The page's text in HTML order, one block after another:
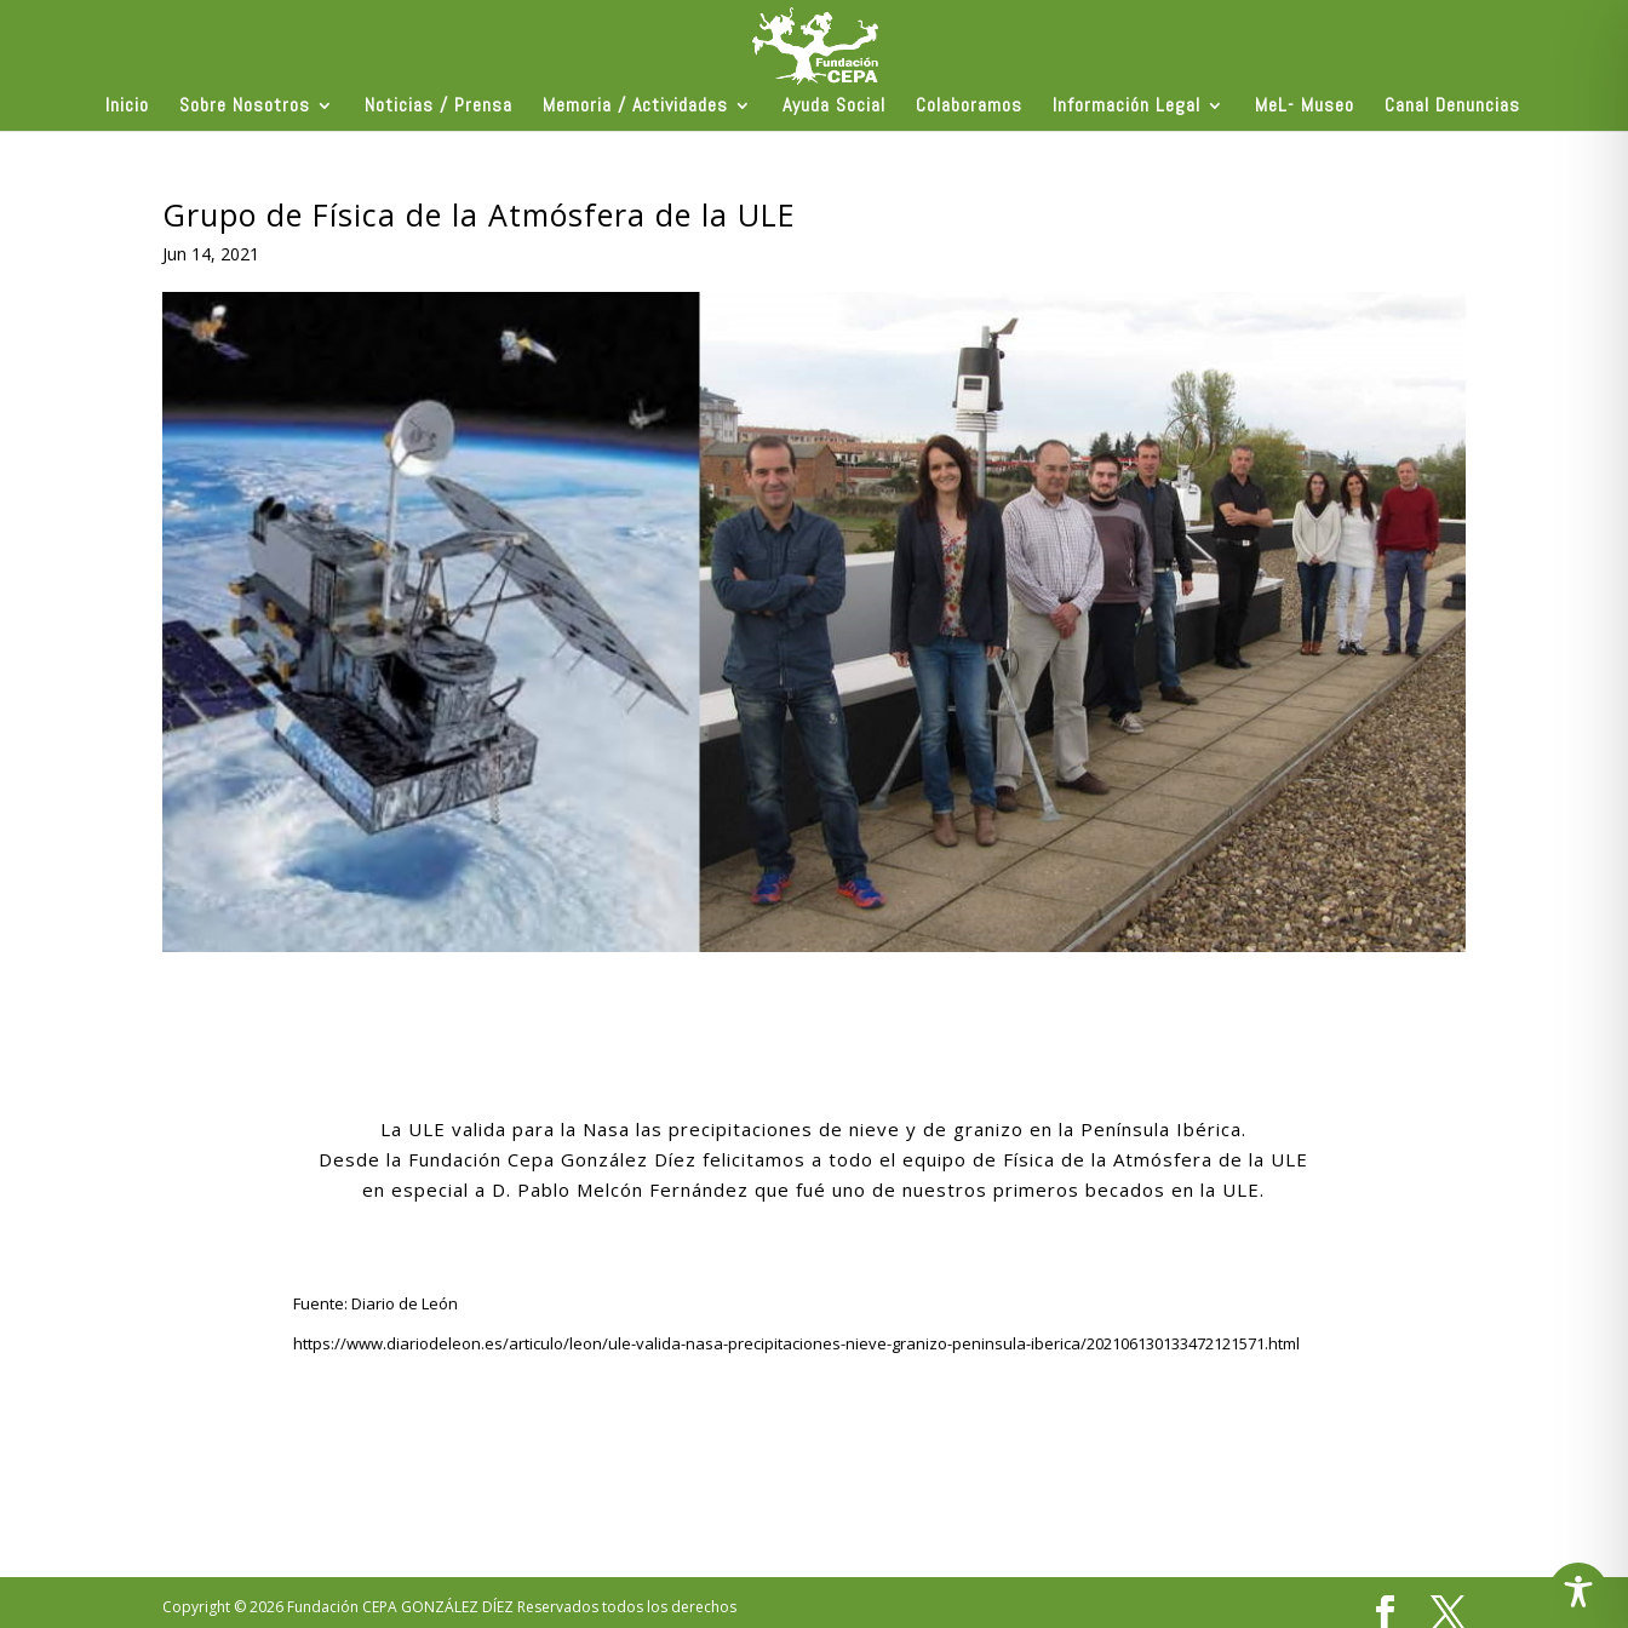
Inicio Sobre Nosotros Noticias / Prensa Memoria / Actividades Ayuda Social Colaboramos Información Legal MeL- Museo Canal Denuncias
Grupo de Física de la Atmósfera de la ULE
Jun 14, 2021
La ULE valida para la Nasa las precipitaciones de nieve y de granizo en la Península Ibérica.
Desde la Fundación Cepa González Díez felicitamos a todo el equipo de Física de la Atmósfera de la ULE
en especial a D. Pablo Melcón Fernández que fué uno de nuestros primeros becados en la ULE.
Fuente: Diario de León
https://www.diariodeleon.es/articulo/leon/ule-valida-nasa-precipitaciones-nieve-granizo-peninsula-iberica/202106130133472121571.html
Copyright © 2026 Fundación CEPA GONZÁLEZ DÍEZ Reservados todos los derechos